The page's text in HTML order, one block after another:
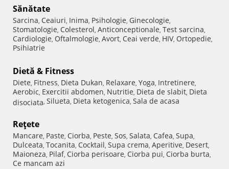
Sănătate
Sarcina, Ceaiuri, Inima, Psihologie, Ginecologie,
Stomatologie, Colesterol, Anticonceptionale, Test sarcina,
Cardiologie, Oftalmologie, Avort, Ceai verde, HIV, Ortopedie,
Psihiatrie
Dietă & Fitness
Diete, Fitness, Dieta Dukan, Relaxare, Yoga, Intretinere,
Aerobic, Exercitii abdomen, Nutritie, Dieta de slabit, Dieta
disociata, Silueta, Dieta ketogenica, Sala de acasa
Reţete
Mancare, Paste, Ciorba, Peste, Sos, Salata, Cafea, Supa,
Dulceata, Tocanita, Cocktail, Supa crema, Aperitive, Desert,
Maioneza, Pilaf, Ciorba perisoare, Ciorba pui, Ciorba burta,
Ce mancam azi